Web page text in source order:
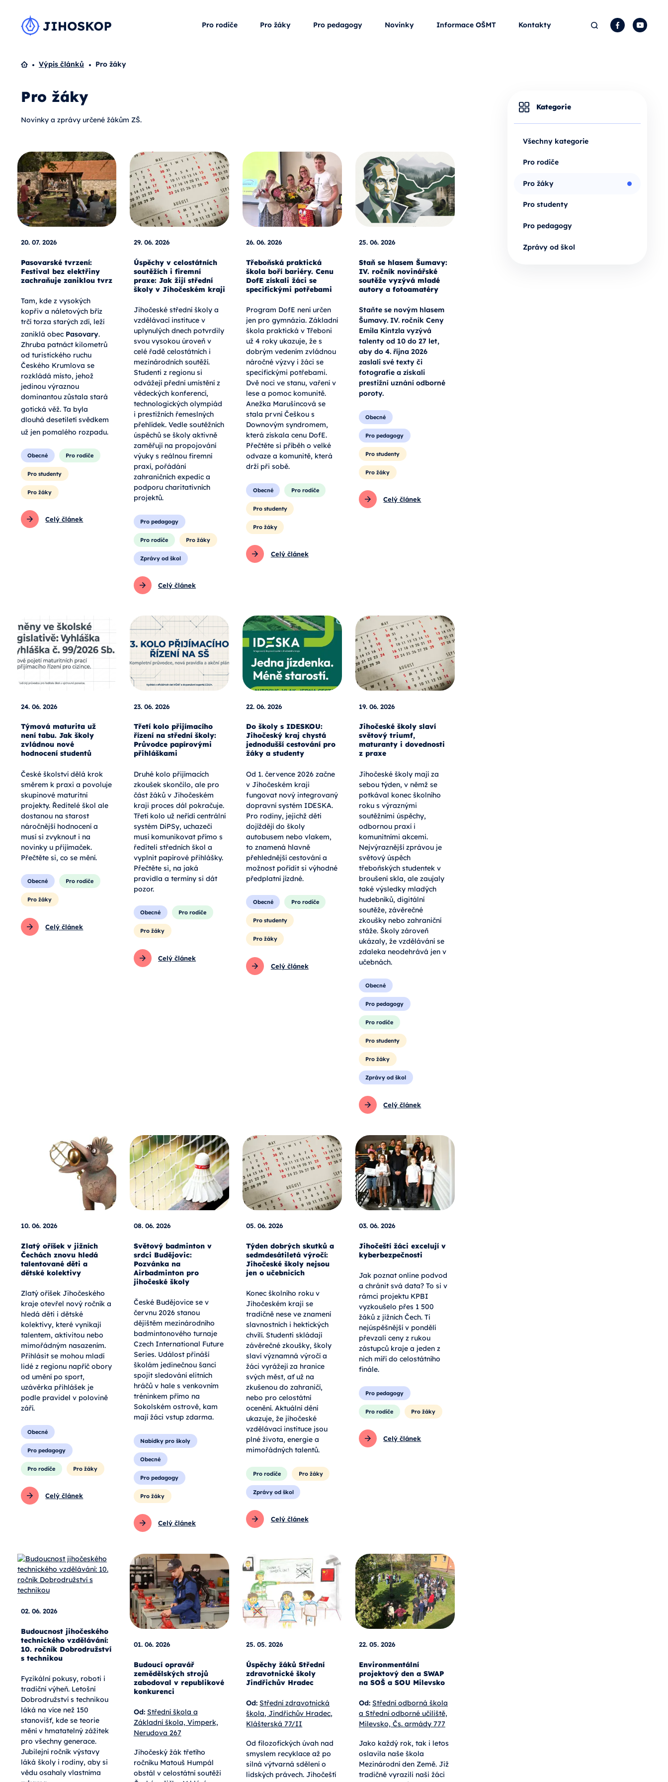
Pro rodiče Pro žáky Pro pedagogy Novinky Informace OŠMT Kontakty Hledat Facebook
Domů
Výpis článků Pro žáky
Pro žáky
Novinky a zprávy určené žákům ZŠ.
Pasovarské tvrzení:
Festival bez elektřiny
zachraňuje zaniklou tvrz
Tam, kde z vysokých
kopřiv a náletových bříz
trčí torza starých zdí, leží
zaniklá obecPasovary .
Zhruba patnáct kilometrů
od turistického ruchu
Českého Krumlova se
rozkládá místo, jehož
jedinou výraznou
gotická věž
. Ta byla
už jen pomalého rozpadu
Obecné Pro rodiče
Pro studenty
Pro žáky
Celý článek
Úspěchy v celostátních
soutěžích i firemní
praxe: Jak žijí střední
školy v Jihočeském kraji
Jihočeské střední školy a
vzdělávací instituce v
uplynulých dnech potvrdily
svou vysokou úroveň v
celé řadě celostátních i
mezinárodních soutěží.
Studenti z regionu si
odvážejí přední umístění z
vědeckých konferencí,
technologických olympiád
i prestižních řemeslných
přehlídek. Vedle soutěžních
úspěchů se školy aktivně
zaměřují na propojování
výuky s reálnou firemní
praxí, pořádání
zahraničních expedic a
podporu charitativních
projektů.
Pro pedagogy
Pro rodiče Pro žáky
Zprávy od škol
Celý článek
Třeboňská praktická
škola boří bariéry. Cenu
DofE získali žáci se
specifickými potřebami
Program DofE není určen
jen pro gymnázia. Základní
škola praktická v Třeboni
už 4 roky ukazuje, že s
dobrým vedením zvládnou
náročné výzvy i žáci se
specifickými potřebami.
Dvě noci ve stanu, vaření v
lese a pomoc komunitě.
Anežka Marušincová se
stala první Češkou s
Downovým syndromem,
která získala cenu DofE.
Přečtěte si příběh o velké
odvaze a komunitě, která
drží při sobě.
Obecné Pro rodiče
Pro studenty
Pro žáky
Celý článek
Staň se hlasem Šumavy:
IV. ročník novinářské
soutěže vyzývá mladé
autory a fotoamatéry
Staňte se novým hlasem
Šumavy. IV. ročník Ceny
Emila Kintzla vyzývá
talenty od 10 do 27 let,
aby do 4. října 2026
zaslali své texty či
fotografie a získali
prestižní uznání odborné
poroty.
Obecné
Pro pedagogy
Pro studenty
Pro žáky
Celý článek
Týmová maturita už
není tabu. Jak školy
zvládnou nové
České školství dělá krok
směrem k praxi a povoluje
skupinové maturitní
projekty. Ředitelé škol ale
dostanou na starost
náročnější hodnocení a
musí si zvyknout i na
novinky u přijímaček.
Přečtěte si, co se mění.
Obecné Pro rodiče
Pro žáky
Celý článek
Třetí kolo přijímacího
řízení na střední školy:
Průvodce papírovými
přihláškami
Druhé kolo přijímacích
zkoušek skončilo, ale pro
část žáků v Jihočeském
kraji proces dál pokračuje.
Třetí kolo už neřídí centrální
systém DiPSy, uchazeči
musí komunikovat přímo s
řediteli středních škol a
vyplnit papírové přihlášky.
Přečtěte si, na jaká
pravidla a termíny si dát
pozor.
Obecné Pro rodiče
Pro žáky
Celý článek
Do školy s IDESKOU:
Jihočeský kraj chystá
jednodušší cestování pro
žáky a studenty
Od 1. července 2026 začne
v Jihočeském kraji
fungovat nový integrovaný
dopravní systém IDESKA.
Pro rodiny, jejichž děti
dojíždějí do školy
autobusem nebo vlakem,
to znamená hlavně
přehlednější cestování a
možnost pořídit si výhodné
předplatní jízdné.
Obecné Pro rodiče
Pro studenty
Pro žáky
Celý článek
Jihočeské školy slaví
světový triumf,
maturanty i dovednosti
z praxe
Jihočeské školy mají za
sebou týden, v němž se
potkával konec školního
roku s výraznými
soutěžními úspěchy,
odbornou praxí i
komunitními akcemi.
Nejvýraznější zprávou je
světový úspěch
třeboňských studentek v
broušení skla, ale zaujaly
také výsledky mladých
hudebníků, digitální
soutěže, závěrečné
zkoušky nebo zahraniční
stáže. Školy zároveň
ukázaly, že vzdělávání se
zdaleka neodehrává jen v
Obecné
Pro pedagogy
Pro rodiče
Pro studenty
Pro žáky
Zprávy od škol
Celý článek
Zlatý oříšek v jižních
Čechách znovu hledá
talentované děti a
dětské kolektivy
Zlatý oříšek Jihočeského
kraje otevřel nový ročník a
hledá děti i dětské
kolektivy, které vynikají
talentem, aktivitou nebo
mimořádným nasazením.
Přihlásit se mohou mladí
lidé z regionu napříč obory
od umění po sport,
uzávěrka přihlášek je
podle pravidel v polovině
Obecné
Pro pedagogy
Pro rodiče Pro žáky
Celý článek
Světový badminton v
srdci Budějovic:
Pozvánka na
Airbadminton pro
jihočeské školy
České Budějovice se v
červnu 2026 stanou
dějištěm mezinárodního
badmintonového turnaje
Czech International Future
Series. Událost přináší
školám jedinečnou šanci
spojit sledování elitních
hráčů v hale s venkovním
tréninkem přímo na
Sokolském ostrově, kam
mají žáci vstup zdarma.
Nabídky pro školy
Obecné
Pro pedagogy
Pro žáky
Celý článek
Týden dobrých skutků a
sedmdesátiletá výročí:
Jihočeské školy nejsou
jen o učebnicích
Konec školního roku v
Jihočeském kraji se
tradičně nese ve znamení
slavnostních i hektických
chvílí. Studenti skládají
závěrečné zkoušky, školy
slaví významná výročí a
žáci vyrážejí za hranice
svých měst, ať už na
zkušenou do zahraničí,
nebo pro celostátní
ocenění. Aktuální dění
ukazuje, že jihočeské
vzdělávací instituce jsou
plné života, energie a
mimořádných talentů.
Pro rodiče Pro žáky
Zprávy od škol
Celý článek
Jihočeští žáci excelují v
kyberbezpečnosti
Jak poznat online podvod
a chránit svá data? To si v
rámci projektu KPBI
vyzkoušelo přes 1 500
žáků z jižních Čech. Ti
nejúspěšnější v pondělí
převzali ceny z rukou
zástupců kraje a jeden z
nich míří do celostátního
Pro pedagogy
Pro rodiče Pro žáky
Celý článek
Budoucnost jihočeského
technického vzdělávání:
10. ročník Dobrodružství
Fyzikální pokusy, roboti i
tradiční výheň. Letošní
Dobrodružství s technikou
láká na více než 150
stanovišť, kde se teorie
mění v hmatatelný zážitek
pro všechny generace.
Jubilejní ročník výstavy
láká školy i rodiny, aby si
vědu osahaly vlastníma
Budoucí opravář
zemědělských strojů
zabodoval v republikové
Od: Střední škola a
Základní škola, Vimperk,
Nerudova 267
Jihočeský žák třetího
ročníku Matouš Humpál
obstál v celostátní soutěži
Úspěchy žáků Střední
zdravotnické školy
Od:
Střední zdravotnická
škola, Jindřichův Hradec,
Klášterská 77/II
Od filozofických úvah nad
smyslem recyklace až po
silná výtvarná sdělení o
Environmentální
projektový den a SWAP
Od: Střední odborná škola
a Střední odborné učiliště,
Milevsko, Čs. armády 777
Jako každý rok, tak i letos
oslavila naše škola
Mezinárodní den Země. Již
Kategorie
Všechny kategorie
Pro žáky
Pro studenty
Pro pedagogy
Zprávy od škol